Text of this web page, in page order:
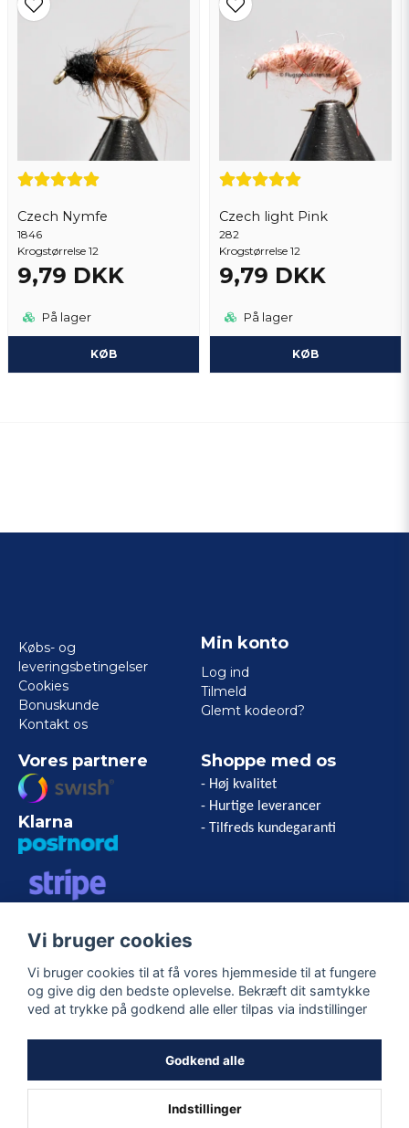
Czech Nymfe
1846
Krogstørrelse 12
9,79 DKK
På lager
KØB
Czech light Pink
282
Krogstørrelse 12
9,79 DKK
På lager
KØB
Købs- og
leveringsbetingelser
Cookies
Bonuskunde
Kontakt os
Min konto
Log ind
Tilmeld
Glemt kodeord?
Vores partnere
Klarna
EXPRESS
Shoppe med os
- Høj kvalitet
- Hurtige leverancer
- Tilfreds kundegaranti
Følg os
Vi bruger cookies
Vi bruger cookies til at få vores hjemmeside til at fungere
og give dig den bedste oplevelse. Bekræft dit samtykke
ved at trykke på godkend alle eller tilpas via indstillinger
Godkend alle
Indstillinger